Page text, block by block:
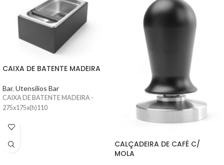
CAIXA DE BATENTE MADEIRA
Bar, Utensílios Bar
CAIXA DE BATENTE MADEIRA -
275x175x(h)110
CALÇADEIRA DE CAFÉ C/
MOLA